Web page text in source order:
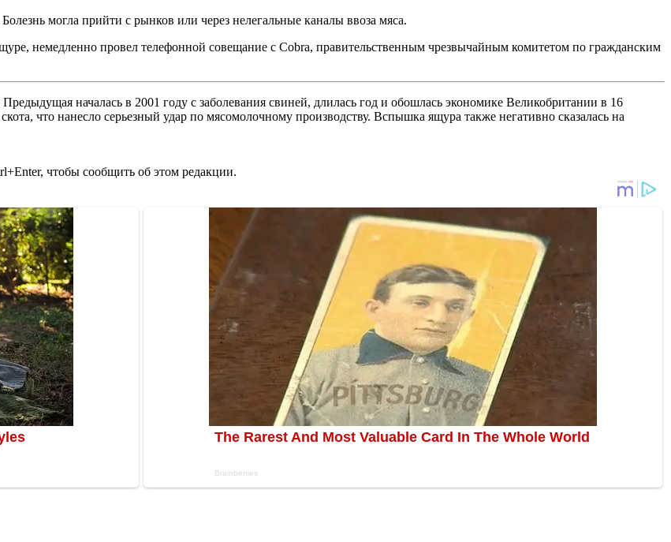
могла прийти с рынков или через нелегальные каналы ввоза мяса.
немедленно провел телефонной совещание с Cobra, правительственным чрезвычайным комитетом по гражданским
началась в 2001 году с заболевания свиней, длилась год и обошлась экономике Великобритании в 16
что нанесло серьезный удар по мясомолочному производству. Вспышка ящура также негативно сказалась на
чтобы сообщить об этом редакции.